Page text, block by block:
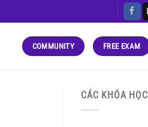
COMMUNITY FREE EXAM
CÁC KHÓA HỌC